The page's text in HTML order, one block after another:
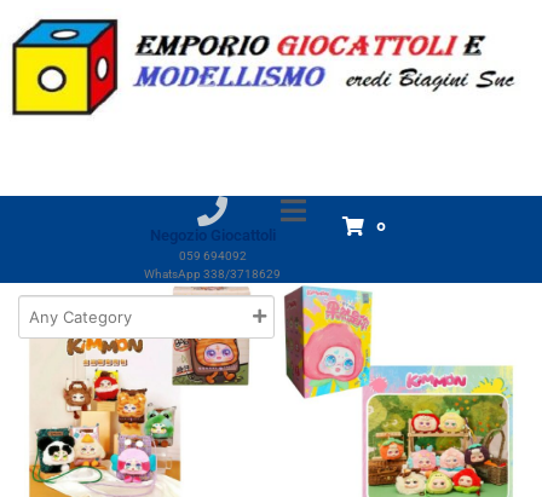
Negozio Giocattoli
059 694092
WhatsApp 338/3718629
0
Home Prodotti Kimmon
Kimmon